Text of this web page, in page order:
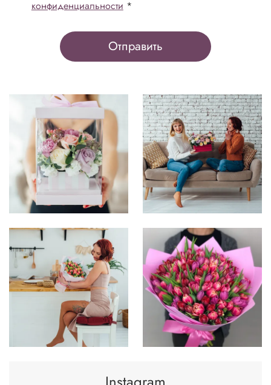
конфиденциальности *
Отправить